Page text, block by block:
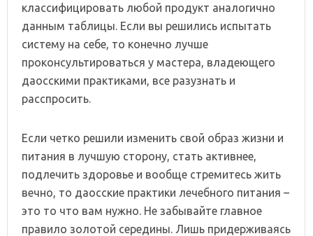
классифицировать любой продукт аналогично
данным таблицы. Если вы решились испытать
систему на себе, то конечно лучше
проконсультироваться у мастера, владеющего
даосскими практиками, все разузнать и
расспросить.
Если четко решили изменить свой образ жизни и
питания в лучшую сторону, стать активнее,
подлечить здоровье и вообще стремитесь жить
вечно, то даосские практики лечебного питания –
это то что вам нужно. Не забывайте главное
правило золотой середины. Лишь придерживаясь